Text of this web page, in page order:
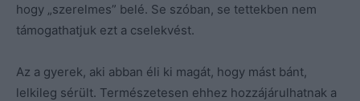
hogy „szerelmes” belé. Se szóban, se tettekben nem
támogathatjuk ezt a cselekvést.
Az a gyerek, aki abban éli ki magát, hogy mást bánt,
lelkileg sérült. Természetesen ehhez hozzájárulhatnak a